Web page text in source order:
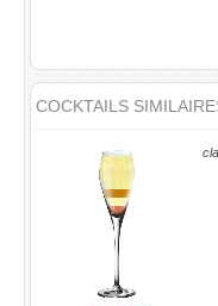
COCKTAILS